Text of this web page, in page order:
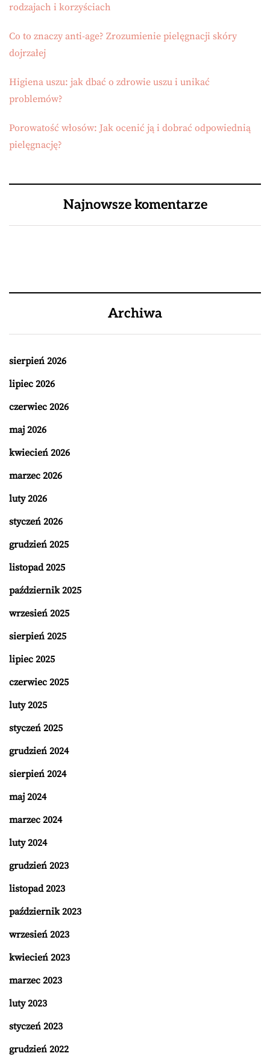
rodzajach i korzyściach
Co to znaczy anti-age? Zrozumienie pielęgnacji skóry
dojrzałej
Higiena uszu: jak dbać o zdrowie uszu i unikać
problemów?
Porowatość włosów: Jak ocenić ją i dobrać odpowiednią
pielęgnację?
Najnowsze komentarze
Archiwa
sierpień 2026
lipiec 2026
czerwiec 2026
maj 2026
kwiecień 2026
marzec 2026
luty 2026
styczeń 2026
grudzień 2025
listopad 2025
październik 2025
wrzesień 2025
sierpień 2025
lipiec 2025
czerwiec 2025
luty 2025
styczeń 2025
grudzień 2024
sierpień 2024
maj 2024
marzec 2024
luty 2024
grudzień 2023
listopad 2023
październik 2023
wrzesień 2023
kwiecień 2023
marzec 2023
luty 2023
styczeń 2023
grudzień 2022